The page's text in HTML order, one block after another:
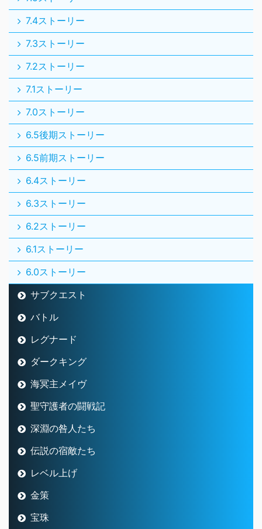
7.4ストーリー
7.3ストーリー
7.2ストーリー
7.1ストーリー
7.0ストーリー
6.5後期ストーリー
6.5前期ストーリー
6.4ストーリー
6.3ストーリー
6.2ストーリー
6.1ストーリー
6.0ストーリー
サブクエスト
バトル
レグナード
ダークキング
海冥主メイヴ
聖守護者の闘戦記
深淵の咎人たち
伝説の宿敵たち
レベル上げ
金策
宝珠